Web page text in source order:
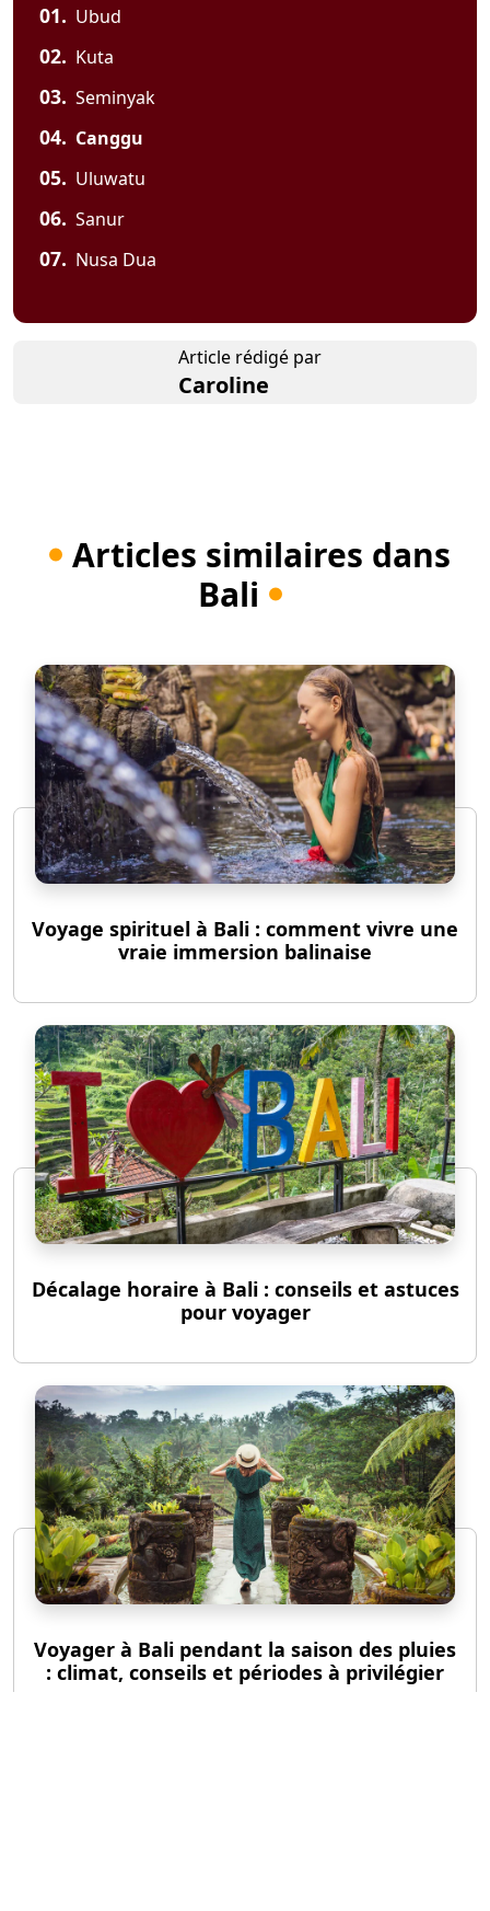
01. Ubud
02. Kuta
03. Seminyak
04. Canggu
05. Uluwatu
06. Sanur
07. Nusa Dua
Article rédigé par
Caroline
Articles similaires dans
Bali
Voyage spirituel à Bali : comment vivre une
vraie immersion balinaise
Décalage horaire à Bali : conseils et astuces
pour voyager
Voyager à Bali pendant la saison des pluies
: climat, conseils et périodes à privilégier